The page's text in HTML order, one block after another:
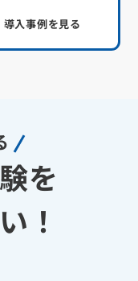
導入事例を見る
を
！